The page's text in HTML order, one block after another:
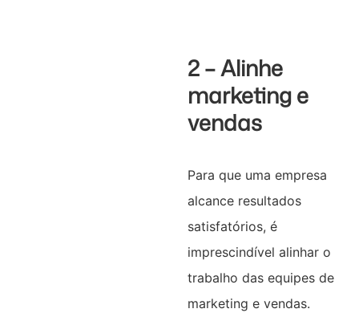
2 – Alinhe
marketing e
vendas
Para que uma empresa
alcance resultados
satisfatórios, é
imprescindível alinhar o
trabalho das equipes de
marketing e vendas.